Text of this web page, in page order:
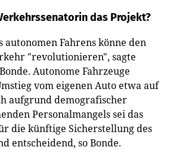
das Projekt?
autonomen Fahrens könne den
"revolutionieren", sagte
Autonome Fahrzeuge
vom eigenen Auto etwa auf
aufgrund demografischer
Personalmangels sei das
die künftige Sicherstellung des
entscheidend, so Bonde.